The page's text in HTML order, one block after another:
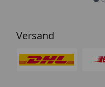
Versand